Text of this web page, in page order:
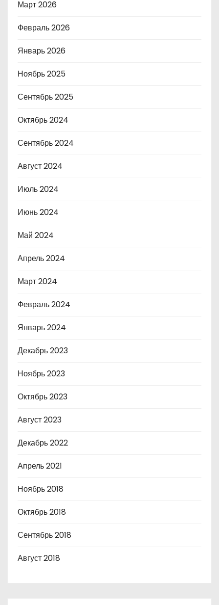
Март 2026
Февраль 2026
Январь 2026
Ноябрь 2025
Сентябрь 2025
Октябрь 2024
Сентябрь 2024
Август 2024
Июль 2024
Июнь 2024
Май 2024
Апрель 2024
Март 2024
Февраль 2024
Январь 2024
Декабрь 2023
Ноябрь 2023
Октябрь 2023
Август 2023
Декабрь 2022
Апрель 2021
Ноябрь 2018
Октябрь 2018
Сентябрь 2018
Август 2018